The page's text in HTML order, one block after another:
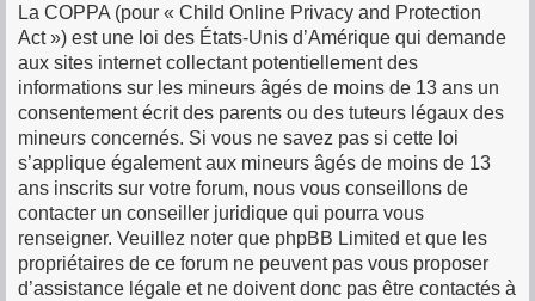
La COPPA (pour « Child Online Privacy and Protection
Act ») est une loi des États-Unis d’Amérique qui demande
aux sites internet collectant potentiellement des
informations sur les mineurs âgés de moins de 13 ans un
consentement écrit des parents ou des tuteurs légaux des
mineurs concernés. Si vous ne savez pas si cette loi
s’applique également aux mineurs âgés de moins de 13
ans inscrits sur votre forum, nous vous conseillons de
contacter un conseiller juridique qui pourra vous
renseigner. Veuillez noter que phpBB Limited et que les
propriétaires de ce forum ne peuvent pas vous proposer
d’assistance légale et ne doivent donc pas être contactés à